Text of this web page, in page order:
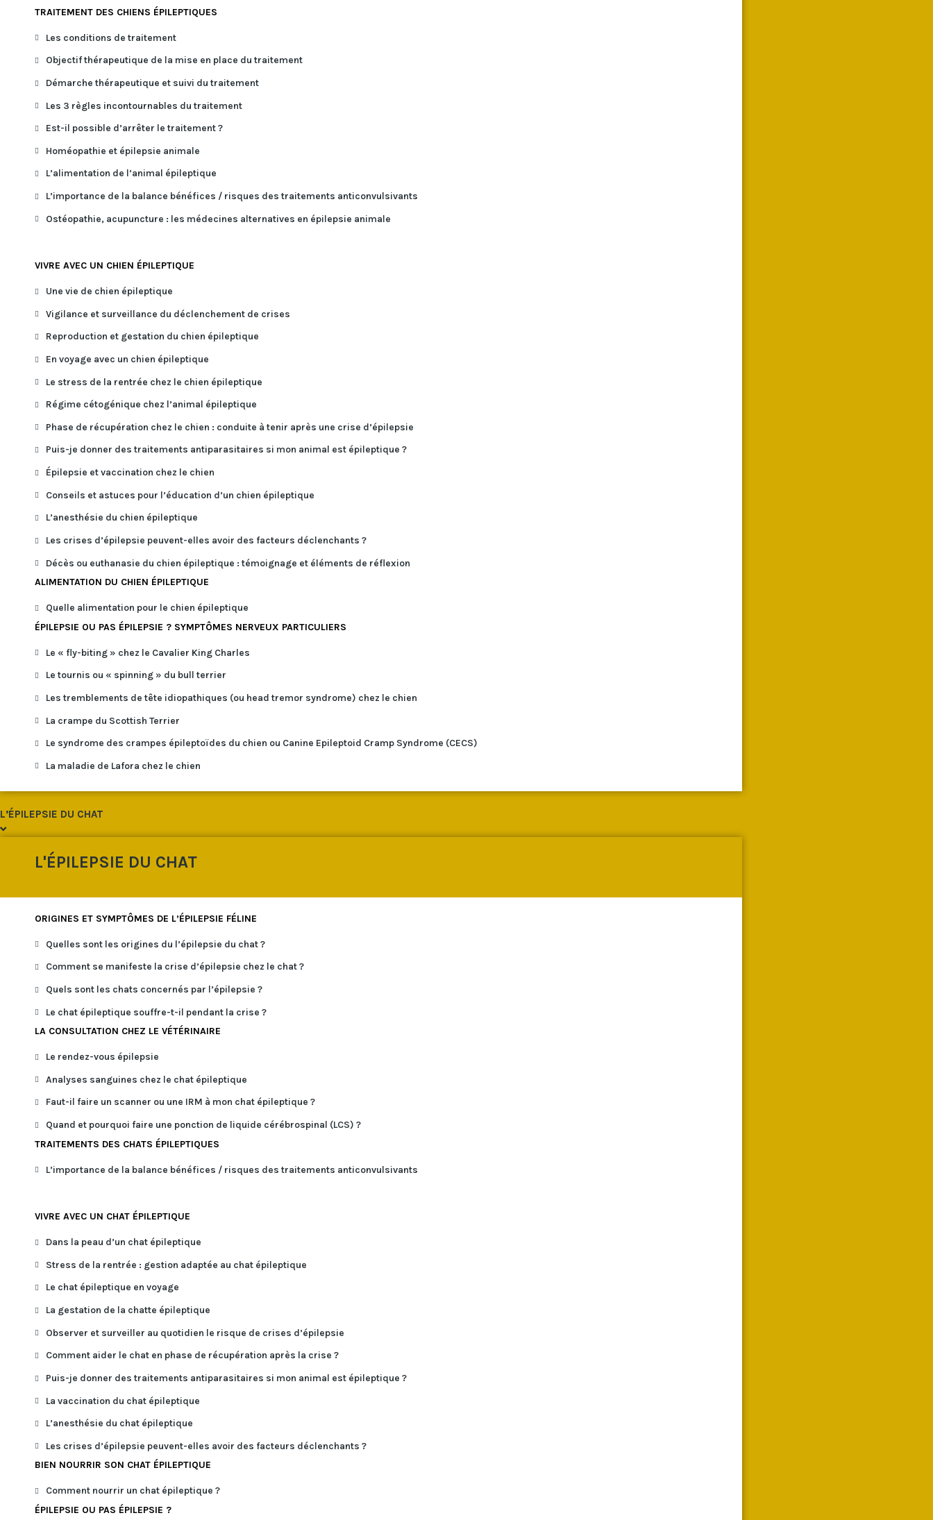
TRAITEMENT DES CHIENS ÉPILEPTIQUES
Les conditions de traitement
Objectif thérapeutique de la mise en place du traitement
Démarche thérapeutique et suivi du traitement
Les 3 règles incontournables du traitement
Est-il possible d’arrêter le traitement ?
Homéopathie et épilepsie animale
L’alimentation de l’animal épileptique
L’importance de la balance bénéfices / risques des traitements anticonvulsivants
Ostéopathie, acupuncture : les médecines alternatives en épilepsie animale
VIVRE AVEC UN CHIEN ÉPILEPTIQUE
Une vie de chien épileptique
Vigilance et surveillance du déclenchement de crises
Reproduction et gestation du chien épileptique
En voyage avec un chien épileptique
Le stress de la rentrée chez le chien épileptique
Régime cétogénique chez l’animal épileptique
Phase de récupération chez le chien : conduite à tenir après une crise d’épilepsie
Puis-je donner des traitements antiparasitaires si mon animal est épileptique ?
Épilepsie et vaccination chez le chien
Conseils et astuces pour l’éducation d’un chien épileptique
L’anesthésie du chien épileptique
Les crises d’épilepsie peuvent-elles avoir des facteurs déclenchants ?
Décès ou euthanasie du chien épileptique : témoignage et éléments de réflexion
ALIMENTATION DU CHIEN ÉPILEPTIQUE
Quelle alimentation pour le chien épileptique
ÉPILEPSIE OU PAS ÉPILEPSIE ? SYMPTÔMES NERVEUX PARTICULIERS
Le « fly-biting » chez le Cavalier King Charles
Le tournis ou « spinning » du bull terrier
Les tremblements de tête idiopathiques (ou head tremor syndrome) chez le chien
La crampe du Scottish Terrier
Le syndrome des crampes épileptoïdes du chien ou Canine Epileptoid Cramp Syndrome (CECS)
La maladie de Lafora chez le chien
L’ÉPILEPSIE DU CHAT
L'ÉPILEPSIE DU CHAT
ORIGINES ET SYMPTÔMES DE L’ÉPILEPSIE FÉLINE
Quelles sont les origines du l’épilepsie du chat ?
Comment se manifeste la crise d’épilepsie chez le chat ?
Quels sont les chats concernés par l’épilepsie ?
Le chat épileptique souffre-t-il pendant la crise ?
LA CONSULTATION CHEZ LE VÉTÉRINAIRE
Le rendez-vous épilepsie
Analyses sanguines chez le chat épileptique
Faut-il faire un scanner ou une IRM à mon chat épileptique ?
Quand et pourquoi faire une ponction de liquide cérébrospinal (LCS) ?
TRAITEMENTS DES CHATS ÉPILEPTIQUES
L’importance de la balance bénéfices / risques des traitements anticonvulsivants
VIVRE AVEC UN CHAT ÉPILEPTIQUE
Dans la peau d’un chat épileptique
Stress de la rentrée : gestion adaptée au chat épileptique
Le chat épileptique en voyage
La gestation de la chatte épileptique
Observer et surveiller au quotidien le risque de crises d’épilepsie
Comment aider le chat en phase de récupération après la crise ?
Puis-je donner des traitements antiparasitaires si mon animal est épileptique ?
La vaccination du chat épileptique
L’anesthésie du chat épileptique
Les crises d’épilepsie peuvent-elles avoir des facteurs déclenchants ?
BIEN NOURRIR SON CHAT ÉPILEPTIQUE
Comment nourrir un chat épileptique ?
ÉPILEPSIE OU PAS ÉPILEPSIE ?